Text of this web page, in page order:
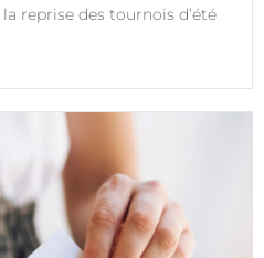
reprise des tournois d’été